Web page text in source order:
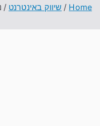
Home שיווק באינטרנט